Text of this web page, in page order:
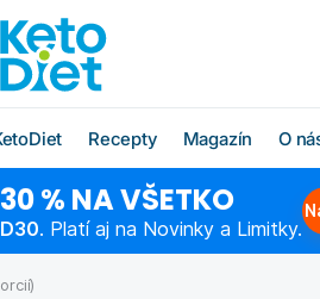
Recepty
Všetky recepty
Keto recepty (od 1. kroku
diéty)
Magazín
Blog
Ako rýchlo
O
O značke
Náš tím
% NA VŠETKO
. Platí aj na Novinky a Limitky.